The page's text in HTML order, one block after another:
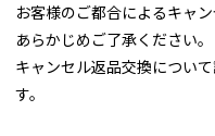
お客様のご都合によるキャ
あらかじめご了承ください。
キャンセル返品交換につい
す。